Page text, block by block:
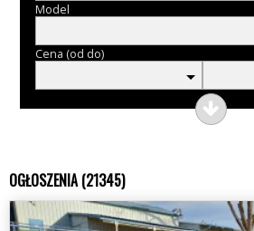
Model
Cena (od do)
OGŁOSZENIA (21345)